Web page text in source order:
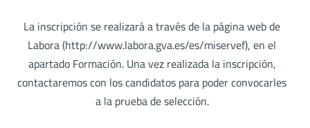
La inscripción se realizará a través de la página web de
Labora (http://www.labora.gva.es/es/miservef), en el
apartado Formación. Una vez realizada la inscripción,
contactaremos con los candidatos para poder convocarles
a la prueba de selección.